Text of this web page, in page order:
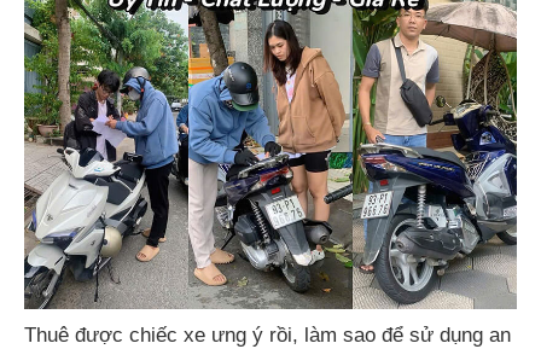
Thuê được chiếc xe ưng ý rồi, làm sao để sử dụng an